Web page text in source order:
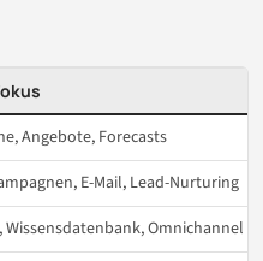
Angebote, Forecasts
E-Mail, Lead-Nurturing
Wissensdatenbank, Omnichannel